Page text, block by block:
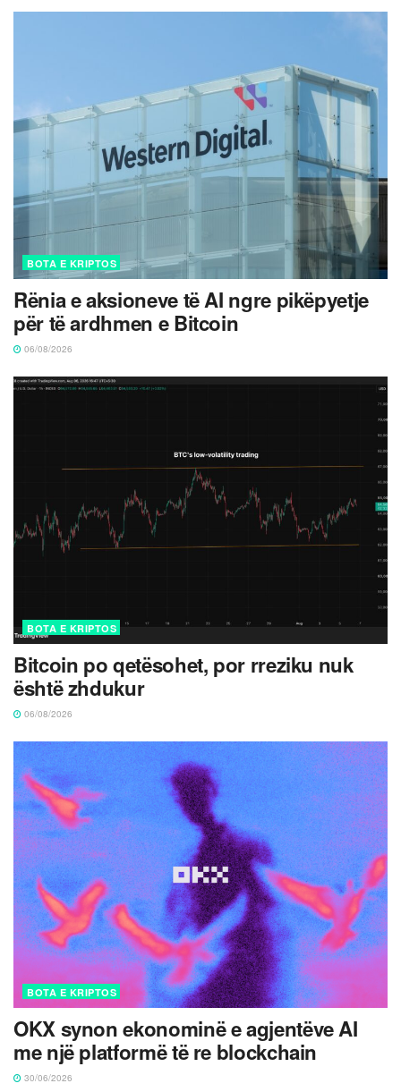
BOTA E KRIPTOS
Rënia e aksioneve të AI ngre pikëpyetje
për të ardhmen e Bitcoin
06/08/2026
BOTA E KRIPTOS
Bitcoin po qetësohet, por rreziku nuk
është zhdukur
06/08/2026
BOTA E KRIPTOS
OKX synon ekonominë e agjentëve AI
me një platformë të re blockchain
30/06/2026